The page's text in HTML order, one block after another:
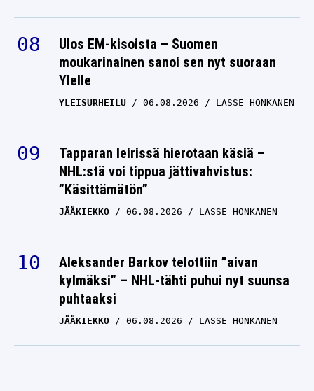
Ulos EM-kisoista – Suomen
moukarinainen sanoi sen nyt suoraan
Ylelle
YLEISURHEILU 06.08.2026 LASSE HONKANEN
Tapparan leirissä hierotaan käsiä –
NHL:stä voi tippua jättivahvistus:
”Käsittämätön”
JÄÄKIEKKO 06.08.2026 LASSE HONKANEN
Aleksander Barkov telottiin ”aivan
kylmäksi” – NHL-tähti puhui nyt suunsa
puhtaaksi
JÄÄKIEKKO 06.08.2026 LASSE HONKANEN